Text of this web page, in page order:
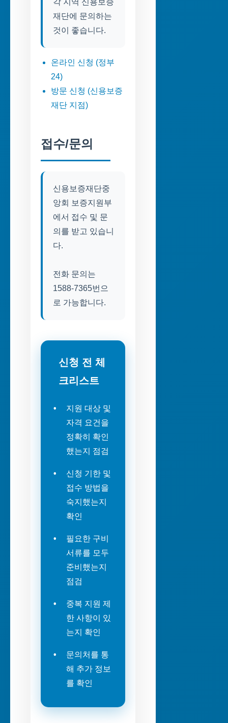
각 지역 신용보증
재단에 문의하는
것이 좋습니다.
온라인 신청 (정부
24)
방문 신청 (신용보증
재단 지점)
접수/문의
신용보증재단중
앙회 보증지원부
에서 접수 및 문
의를 받고 있습니
다.
전화 문의는
1588-7365번으
로 가능합니다.
신청 전 체
크리스트
지원 대상 및
자격 요건을
정확히 확인
했는지 점검
신청 기한 및
접수 방법을
숙지했는지
확인
필요한 구비
서류를 모두
준비했는지
점검
중복 지원 제
한 사항이 있
는지 확인
문의처를 통
해 추가 정보
를 확인